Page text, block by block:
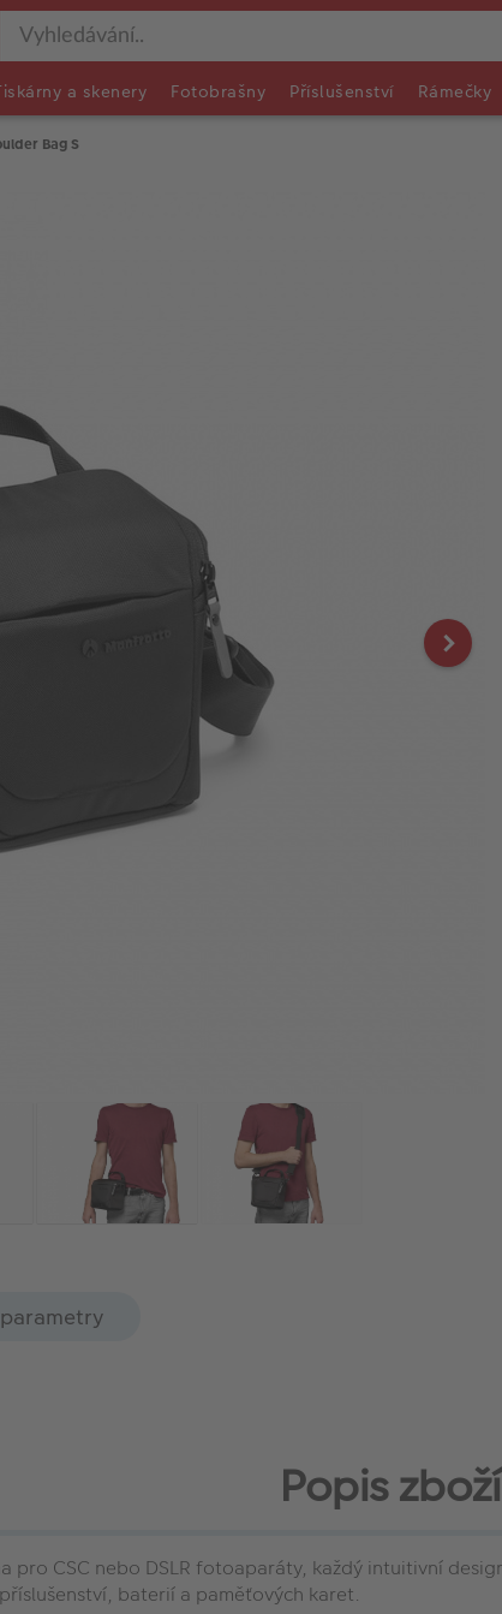
a skenery Fotobrašny Příslušenství Rámečky
Bag S
Popis zboží
pro CSC nebo DSLR fotoaparáty, každý intuitivní
baterií a paměťových karet.